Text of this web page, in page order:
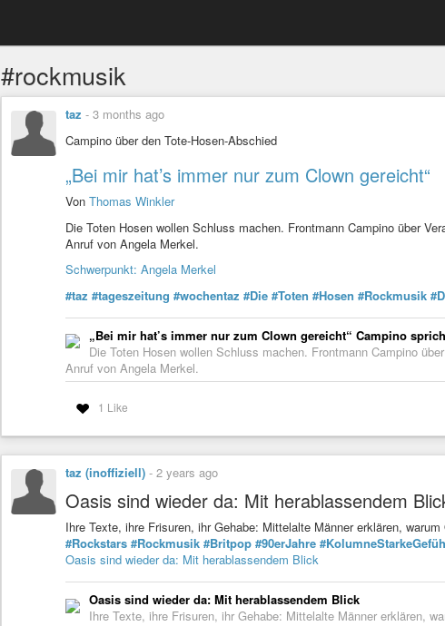
#rockmusik
taz - 3 months ago
Campino über den Tote-Hosen-Abschied
„Bei mir hat’s immer nur zum Clown gereicht“
Von Thomas Winkler
Die Toten Hosen wollen Schluss machen. Frontmann Campino über
Anruf von Angela Merkel.
Schwerpunkt: Angela Merkel
#taz #tageszeitung #wochentaz #Die #Toten #Hosen #Rockmusik
„Bei mir hat’s immer nur zum Clown gereicht“ Campino
Die Toten Hosen wollen Schluss machen. Frontmann Campino
Anruf von Angela Merkel.
1 Like
taz (inoffiziell) - 2 years ago
Oasis sind wieder da: Mit herablassendem
Ihre Texte, ihre Frisuren, ihr Gehabe: Mittelalte Männer erklären,
#Rockstars #Rockmusik #Britpop #90erJahre
Oasis sind wieder da: Mit herablassendem Blick
Oasis sind wieder da: Mit herablassendem Blick
Ihre Texte, ihre Frisuren, ihr Gehabe: Mittelalte Männer erklären,